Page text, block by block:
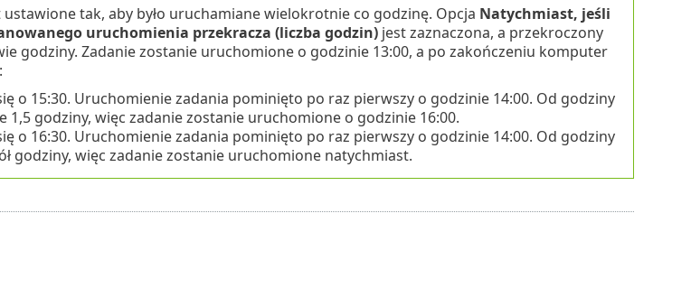
ustawione tak, aby było uruchamiane wielokrotnie co godzinę. Opcja Natychmiast, jeśli
uruchomienia przekracza (liczba godzin)jest zaznaczona, a przekroczony
godziny. Zadanie zostanie uruchomione o godzinie 13:00, a po zakończeniu komputer
o 15:30. Uruchomienie zadania pominięto po raz pierwszy o godzinie 14:00. Od godziny
1,5 godziny, więc zadanie zostanie uruchomione o godzinie 16:00.
o 16:30. Uruchomienie zadania pominięto po raz pierwszy o godzinie 14:00. Od godziny
godziny, więc zadanie zostanie uruchomione natychmiast.